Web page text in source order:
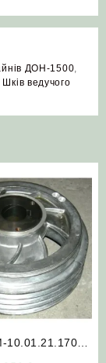
ДОН-1500,
Шків ведучого
10.01.21.170